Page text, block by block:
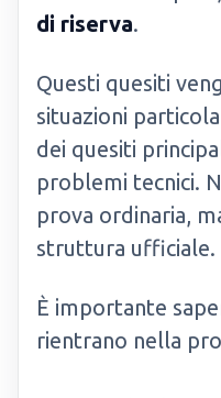
di riserva.
Questi quesiti
situazioni
dei quesiti
problemi tecnici.
prova ordinaria,
struttura ufficiale.
È importante
rientrano nella